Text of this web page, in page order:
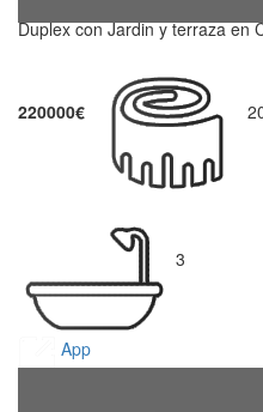
Duplex con Jardin y terraza en
220000€
3
App